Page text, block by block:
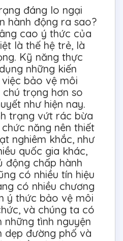
đáng lo ngại
hành động ra sao?
cao ý thức của
là thế hệ trẻ, là
Kỹ năng thực
những kiến
bảo vệ môi
trọng hơn so
như hiện nay.
trạng vứt rác bừa
năng nên thiết
nghiêm khắc, như
quốc gia khác,
động chấp hành
có nhiều tín hiệu
có nhiều chương
ý thức bảo vệ môi
và chúng ta có
những tình nguyện
dẹp đường phố và